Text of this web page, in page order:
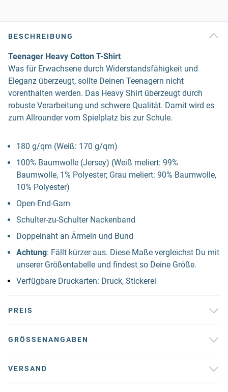
BESCHREIBUNG
Teenager Heavy Cotton T-Shirt
Was für Erwachsene durch Widerstandsfähigkeit und
Eleganz überzeugt, sollte Deinen Teenagern nicht
vorenthalten werden. Das Heavy Shirt überzeugt durch
robuste Verarbeitung und schwere Qualität. Damit wird es
zum Allrounder vom Spielplatz bis zur Schule.
180 g/qm (Weiß: 170 g/qm)
100% Baumwolle (Jersey) (Weiß meliert: 99%
Baumwolle, 1% Polyester; Grau meliert: 90% Baumwolle,
10% Polyester)
Open-End-Garn
Schulter-zu-Schulter Nackenband
Doppelnaht an Ärmeln und Bund
Achtung: Fällt kürzer aus. Diese Maße vergleichst Du mit
unserer Größentabelle und findest so Deine Größe.
Verfügbare Druckarten: Druck, Stickerei
PREIS
GRÖSSENANGABEN
VERSAND